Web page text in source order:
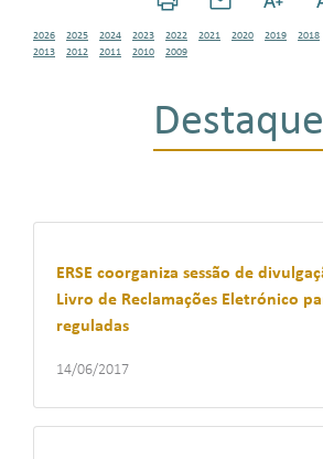
2026 2025 2024 2023 2022 2021 2020 2019 2018
2013
2012 2011 2010 2009
ERSE coorganiza sessão de
Livro de Reclamações Eletrónico
reguladas
14/06/2017